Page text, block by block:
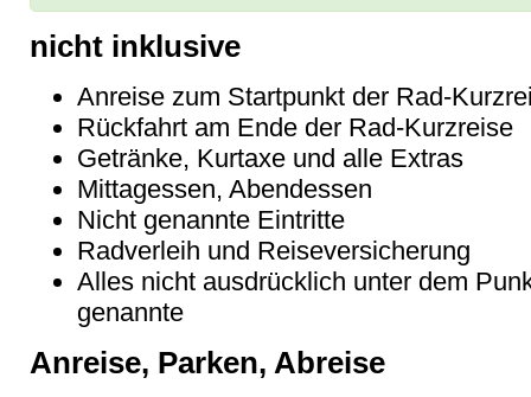
nicht inklusive
Anreise zum Startpunkt der Rad-
Rückfahrt am Ende der Rad-Kurzreise
Getränke, Kurtaxe und alle Extras
Mittagessen, Abendessen
Nicht genannte Eintritte
Radverleih und Reiseversicherung
Alles nicht ausdrücklich unter dem
genannte
Anreise, Parken, Abreise